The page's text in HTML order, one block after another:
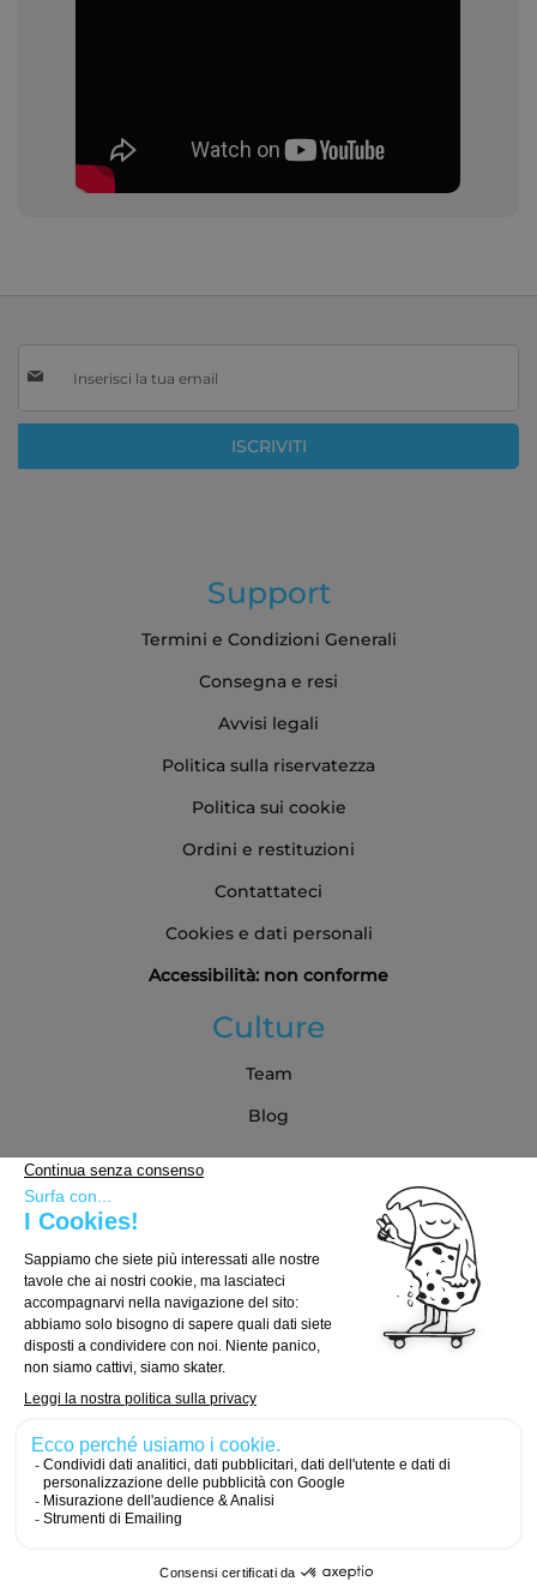
alla
Newsletter:
ISCRIVITI
Support
Termini e Condizioni Generali
Consegna e resi
Avvisi legali
Politica sulla riservatezza
Politica sui cookie
Ordini e restituzioni
Contattateci
Cookies e dati personali
Accessibilità: non conforme
Culture
Team
Blog
Guida all'acquisto
Come scegliere la tua tavola